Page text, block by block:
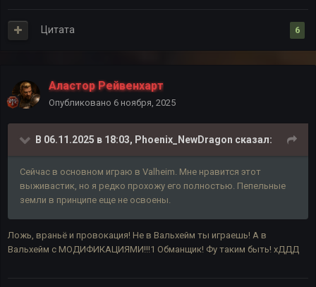
6
Цитата
Аластор Рейвенхарт
Опубликовано 6 ноября, 2025
В 06.11.2025 в 18:03, Phoenix_NewDragon сказал:
Сейчас в основном играю в Valheim. Мне нравится этот
выживастик, но я редко прохожу его полностью. Пепельные
земли в принципе еще не освоены.
Ложь, враньё и провокация! Не в Вальхейм ты играешь! А в
Вальхейм с МОДИФИКАЦИЯМИ!!!1 Обманщик! Фу таким быть! хДДД